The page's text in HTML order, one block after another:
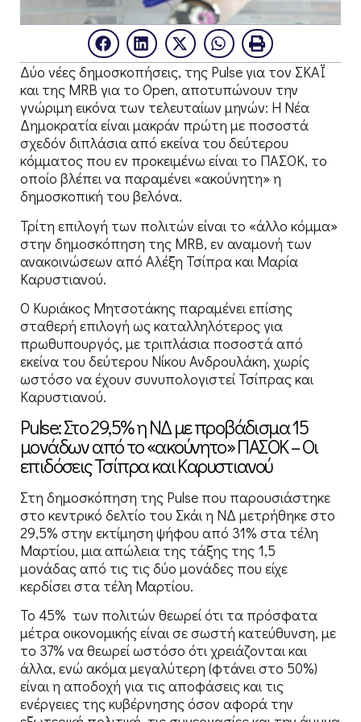
Δύο νέες δημοσκοπήσεις, της Pulse για τον ΣΚΑΪ
και της MRB για το Open, αποτυπώνουν την
γνώριμη εικόνα των τελευταίων μηνών: Η Νέα
Δημοκρατία είναι μακράν πρώτη με ποσοστά
σχεδόν διπλάσια από εκείνα του δεύτερου
κόμματος που εν προκειμένω είναι το ΠΑΣΟΚ, το
οποίο βλέπει να παραμένει «ακούνητη» η
δημοσκοπική του βελόνα.
Τρίτη επιλογή των πολιτών είναι το «άλλο κόμμα»
στην δημοσκόπηση της MRB, εν αναμονή των
ανακοινώσεων από Αλέξη Τσίπρα και Μαρία
Καρυστιανού.
Ο Κυριάκος Μητσοτάκης παραμένει επίσης
σταθερή επιλογή ως καταλληλότερος για
πρωθυπουργός, με τριπλάσια ποσοστά από
εκείνα του δεύτερου Νίκου Ανδρουλάκη, χωρίς
ωστόσο να έχουν συνυπολογιστεί Τσίπρας και
Καρυστιανού.
Pulse: Στο 29,5% η ΝΔ με προβάδισμα 15
μονάδων από το «ακούνητο» ΠΑΣΟΚ – Οι
επιδόσεις Τσίπρα και Καρυστιανού
Στη δημοσκόπηση της Pulse που παρουσιάστηκε
στο κεντρικό δελτίο του Σκάι η ΝΔ μετρήθηκε στο
29,5% στην εκτίμηση ψήφου από 31% στα τέλη
Μαρτίου, μια απώλεια της τάξης της 1,5
μονάδας από τις τις δύο μονάδες που είχε
κερδίσει στα τέλη Μαρτίου.
To 45% των πολιτών θεωρεί ότι τα πρόσφατα
μέτρα οικονομικής είναι σε σωστή κατεύθυνση, με
το 37% να θεωρεί ωστόσο ότι χρειάζονται και
άλλα, ενώ ακόμα μεγαλύτερη (φτάνει στο 50%)
είναι η αποδοχή για τις αποφάσεις και τις
ενέργειες της κυβέρνησης όσον αφορά την